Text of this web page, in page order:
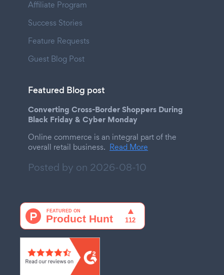
Affiliate Program
Success Stories
Feature Requests
Guest Blog Post
Featured Blog post
Converting Cross-Border Shoppers During
Black Friday & Cyber Monday
Online commerce is an integral part of the
overall retail business. Read More
Posted by on 2026-08-10